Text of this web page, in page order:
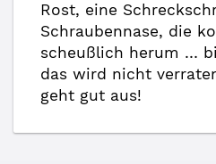
Rost, eine
Schraubennase, die
scheußlich herum …
das wird nicht
geht gut aus!